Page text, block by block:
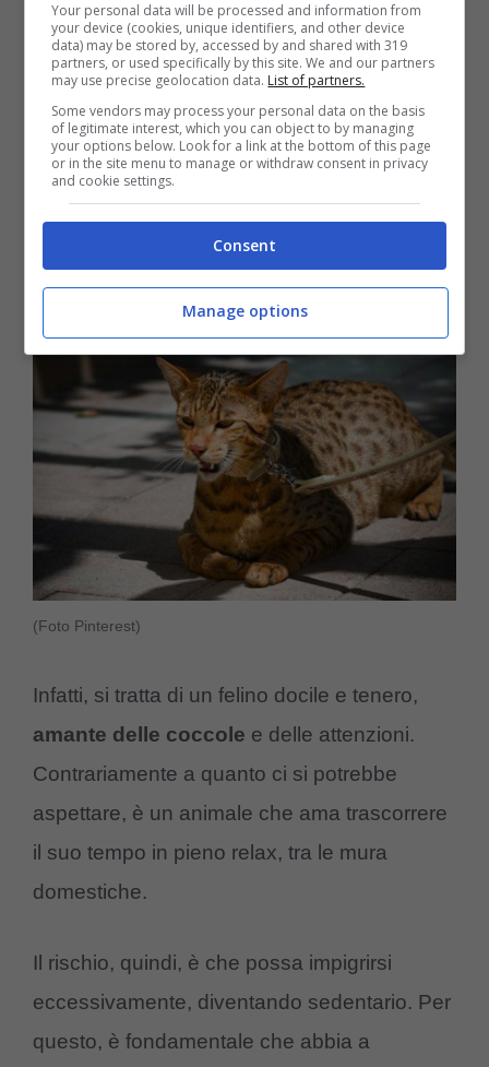
slanciato ed elegante.
Carattere del gatto Ashera
A discapito delle apparenze che lo rendono
ancora molto simile a un felino selvatico,
l’indole dell’Ashera è esattamente come
quella di un comune gatto domestico.
(Foto Pinterest)
Infatti, si tratta di un felino docile e tenero,
amante delle coccole e delle attenzioni.
Contrariamente a quanto ci si potrebbe
aspettare, è un animale che ama trascorrere
il suo tempo in pieno relax, tra le mura
domestiche.
Il rischio, quindi, è che possa impigrirsi
eccessivamente, diventando sedentario. Per
questo, è fondamentale che abbia a
Your personal data will be processed and information from
your device (cookies, unique identifiers, and other device
data) may be stored by, accessed by and shared with 319
partners, or used specifically by this site. We and our partners
may use precise geolocation data. List of partners.
Some vendors may process your personal data on the basis
of legitimate interest, which you can object to by managing
your options below. Look for a link at the bottom of this page
or in the site menu to manage or withdraw consent in privacy
and cookie settings.
Consent
Manage options